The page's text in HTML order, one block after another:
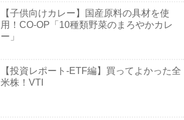
【子供向けカレー】国産原料の具材を使
用！CO-OP「10種類野菜のまろやかカレ
ー」
【投資レポート-ETF編】買ってよかった全
米株！VTI